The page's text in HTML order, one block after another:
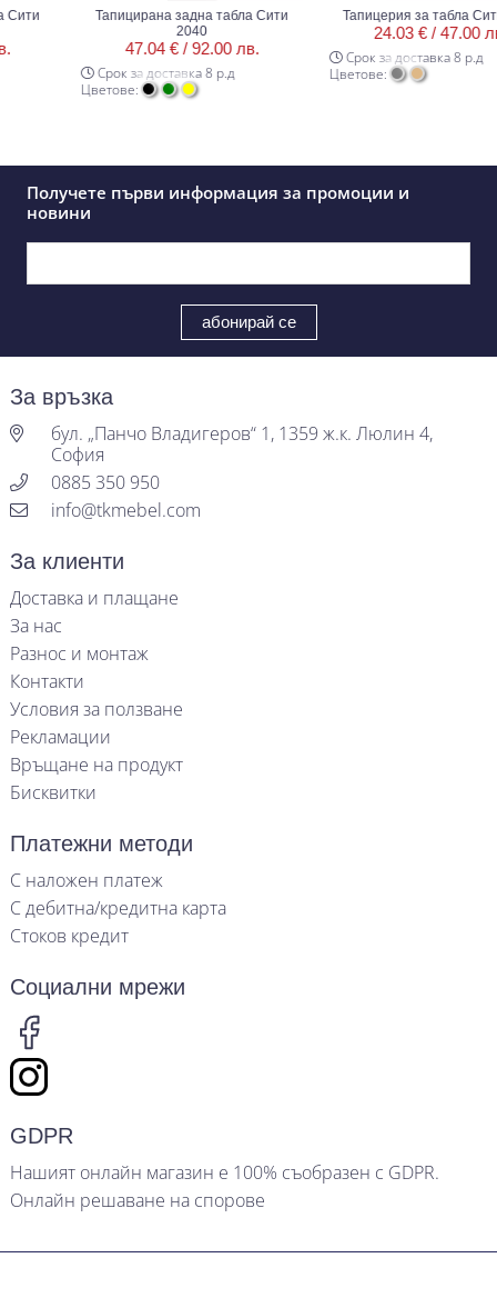
Тапицирана задна табла Сити
2040
47.04 € /92.00 лв.
Срок за доставка 8 р.д
Цветове:
Тапицерия за табла Сити
24.03 € /47.00 лв.
Срок за доставка 8 р.д
Цветове:
Получете първи информация за промоции и
новини
За връзка
бул. „Панчо Владигеров“ 1, 1359 ж.к. Люлин 4,
София
0885 350 950
info@tkmebel.com
За клиенти
Доставка и плащане
За нас
Разнос и монтаж
Контакти
Условия за ползване
Рекламации
Връщане на продукт
Бисквитки
Платежни методи
С наложен платеж
С дебитна/кредитна карта
Стоков кредит
Социални мрежи
GDPR
Нашият онлайн магазин е 100% съобразен с GDPR.
Онлайн решаване на спорове